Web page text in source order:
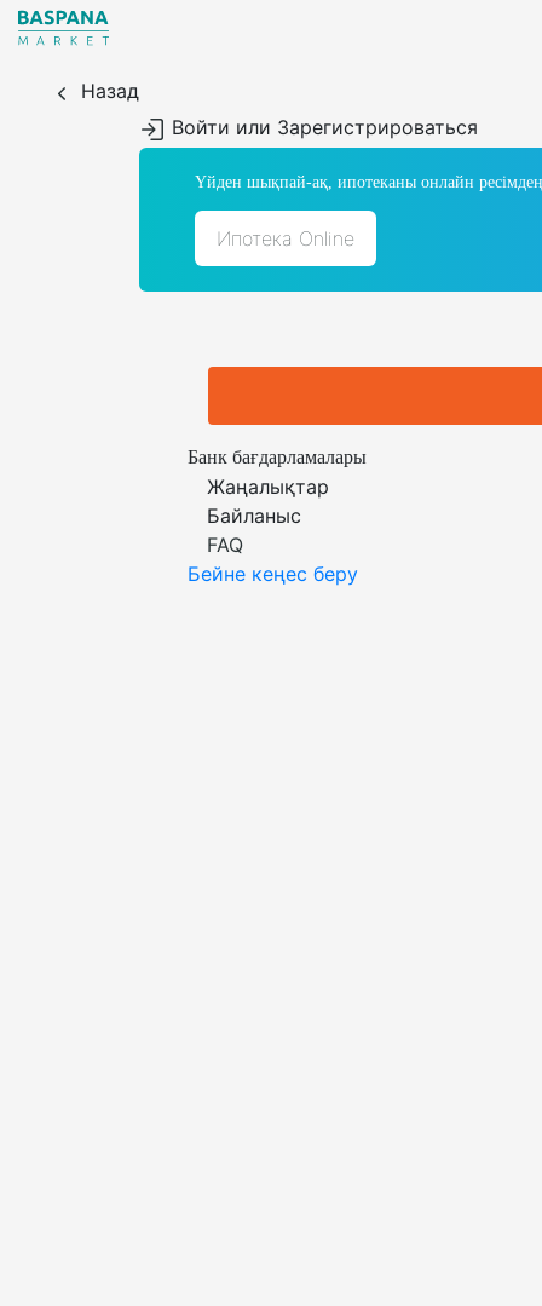
Назад
Войти или Зарегистрироваться
Үйден шықпай-ақ, ипотеканы онлайн
Ипотека Online
Банк бағдарламалары
Жаңалықтар
Байланыс
FAQ
Бейне кеңес беру